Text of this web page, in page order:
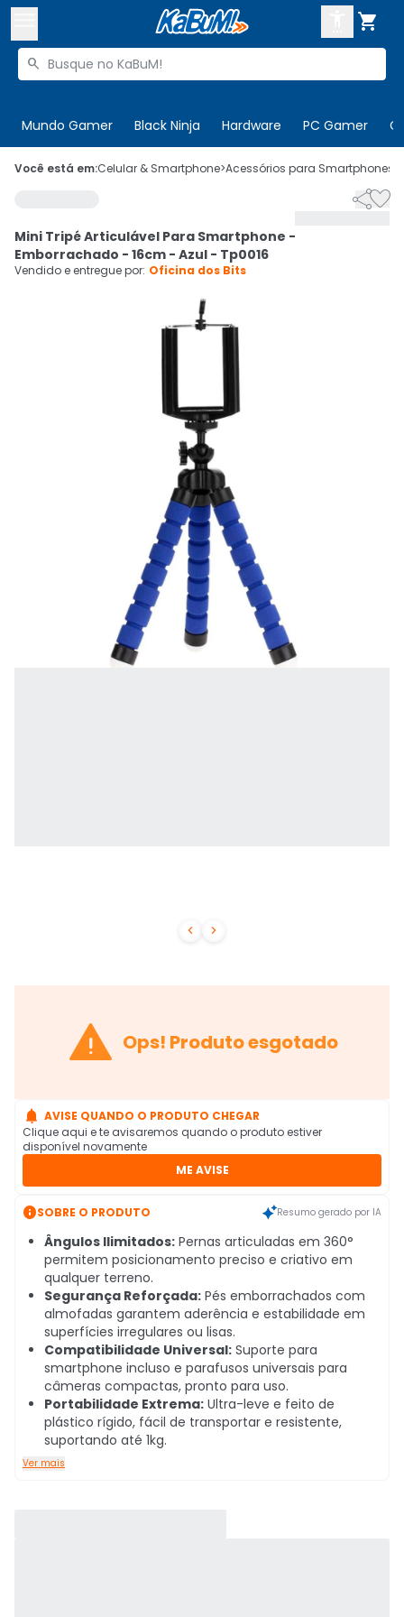

Buscar produtos

Mundo Gamer Black Ninja Hardware PC Gamer
 Olá. Acesse sua conta
Cupons
Ativar tradutor em libras
CADASTRE-SE
Você está em:Celular & Smartphone>Acessórios para Smartphones
 

Mini Tripé Articulável Para Smartphone -
Emborrachado - 16cm - Azul - Tp0016
Vendido e entregue por: Oficina dos Bits
 Ops! Produto esgotado
 AVISE QUANDO O PRODUTO CHEGAR
Clique aqui e te avisaremos quando o produto estiver
disponível novamente
ME AVISE
SOBRE O PRODUTO Resumo gerado por IA
Ângulos Ilimitados: Pernas articuladas em 360°
permitem posicionamento preciso e criativo em
qualquer terreno.
Segurança Reforçada: Pés emborrachados com
almofadas garantem aderência e estabilidade em
superfícies irregulares ou lisas.
Compatibilidade Universal: Suporte para
smartphone incluso e parafusos universais para
câmeras compactas, pronto para uso.
Portabilidade Extrema: Ultra-leve e feito de
plástico rígido, fácil de transportar e resistente,
suportando até 1kg.
Ver mais